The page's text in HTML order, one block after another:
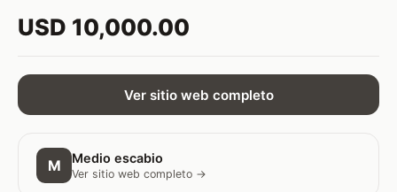
USD 10,000.00
Ver sitio web completo
M Medio escabio
Ver sitio web completo →